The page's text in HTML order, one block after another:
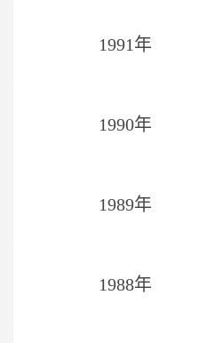
1991年
1990年
1989年
1988年